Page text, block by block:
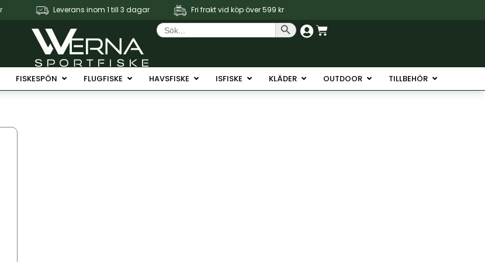
Leverans inom 1 till 3 dagar Fri frakt vid köp över 599 kr
Sök
efter:
Sökknapp Varukorg
Fiskeset
FISKESPÖN Öppna Fiskespön
FLUGFISKE Öppna Flugfiske
HAVSFISKE Öppna Havsfiske
ISFISKE Öppna Isfiske
KLÄDER Öppna Kläder
OUTDOOR Öppna Outdoor
TILLBEHÖR Öppna